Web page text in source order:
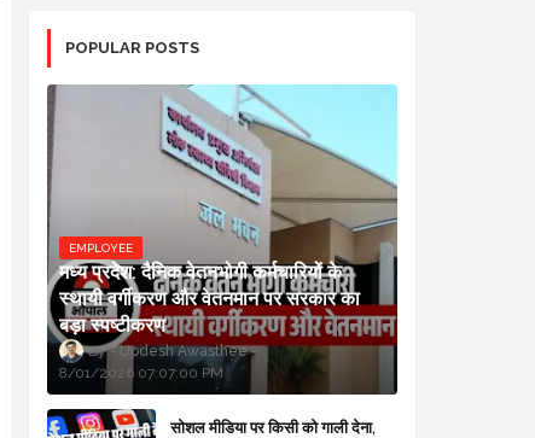
POPULAR POSTS
EMPLOYEE
मध्य प्रदेश: दैनिक वेतनभोगी कर्मचारियों के
स्थायी वर्गीकरण और वेतनमान पर सरकार का
बड़ा स्पष्टीकरण
Updesh Awasthee
8/01/2026 07:07:00 PM
सोशल मीडिया पर किसी को गाली देना,